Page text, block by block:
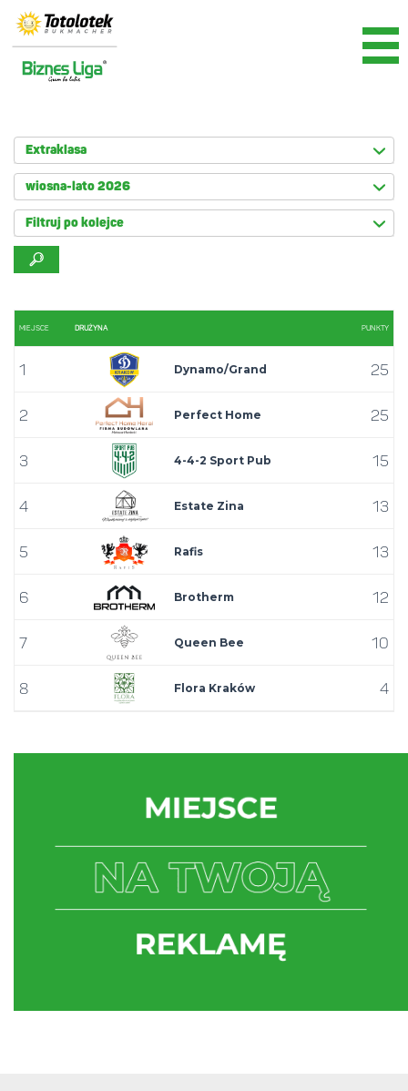
Extraklasa
wiosna-lato 2026
Filtruj po kolejce
MIEJSCE DRUŻYNA PUNKTY
1 Dynamo/Grand
Building
25
2 Perfect Home 25
3 4-4-2 Sport Pub 15
4 Estate Zina 13
5 Rafis 13
6 Brotherm 12
7 Queen Bee 10
8 Flora Kraków 4